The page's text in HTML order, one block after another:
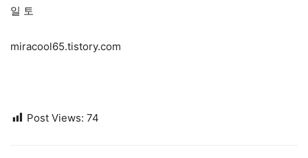
일 토
miracool65.tistory.com
Post Views: 74